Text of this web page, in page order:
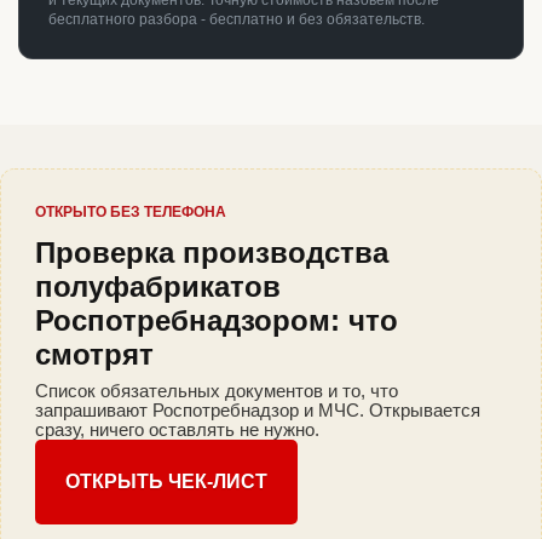
бесплатного разбора - бесплатно и без обязательств.
ОТКРЫТО БЕЗ ТЕЛЕФОНА
Проверка производства
полуфабрикатов
Роспотребнадзором: что
смотрят
Список обязательных документов и то, что
запрашивают Роспотребнадзор и МЧС. Открывается
сразу, ничего оставлять не нужно.
ОТКРЫТЬ ЧЕК-ЛИСТ